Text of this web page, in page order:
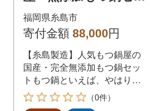
ト (約4人前)旨辛みそ
味[AFF021]
福岡県糸島市
寄付金額 88,000円
【糸島製造】人気もつ鍋屋の
国産・完全無添加もつ鍋セッ
トもつ鍋といえば、やはり一
番気になるのは【もつ】九州
産の生の牛もつを最短ルート
（0件）